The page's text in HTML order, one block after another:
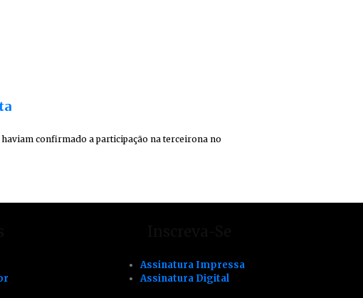
confirmado a participação na terceirona no
Assinatura Impressa
Assinatura Digital